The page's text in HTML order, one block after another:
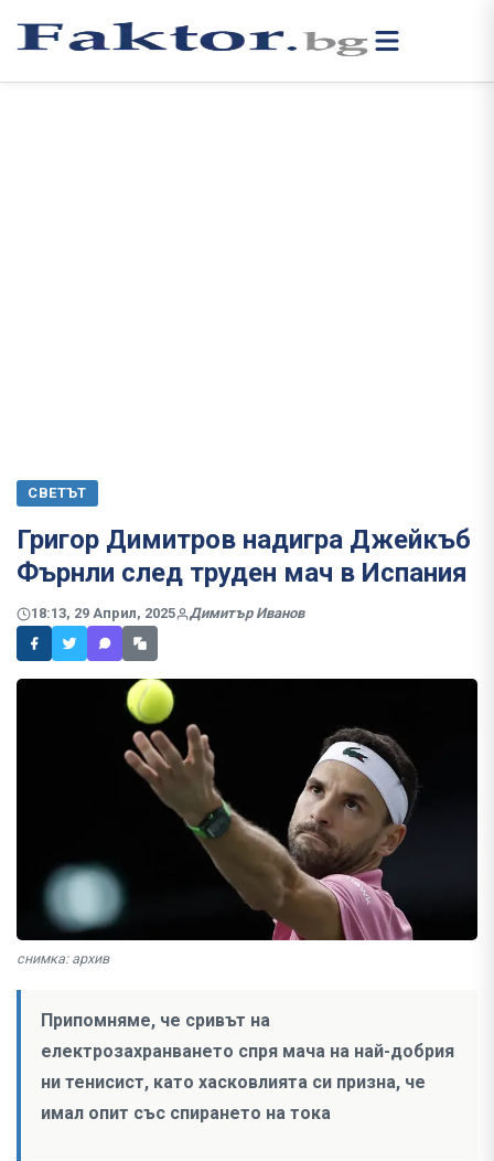
СВЕТЪТ
Григор Димитров надигра Джейкъб
Фърнли след труден мач в Испания
18:13, 29 Април, 2025 Димитър Иванов
снимка: архив
Припомняме, че сривът на
електрозахранването спря мача на най-добрия
ни тенисист, като хасковлията си призна, че
имал опит със спирането на тока